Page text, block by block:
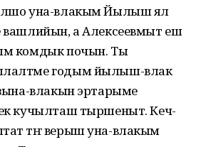
уна-влакым Йылыш ял
а Алексеевмыт еш
комдык почын. Ты
годым йылыш-влак
влакын эртарыме
кучылташ тыршеныт. Кеч-
тӱҥ верыш уна-влакым